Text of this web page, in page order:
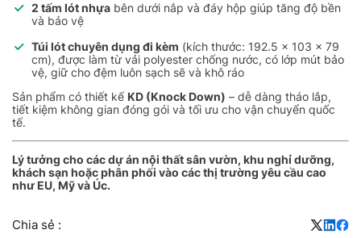
2 tấm lót nhựa bên dưới nắp và đáy hộp giúp tăng độ bền
và bảo vệ
Túi lót chuyên dụng đi kèm (kích thước: 192.5 x 103 x 79
cm), được làm từ vải polyester chống nước, có lớp mút bảo
vệ, giữ cho đệm luôn sạch sẽ và khô ráo
Sản phẩm có thiết kế KD (Knock Down) – dễ dàng tháo lắp,
tiết kiệm không gian đóng gói và tối ưu cho vận chuyển quốc
tế.
Lý tưởng cho các dự án nội thất sân vườn, khu nghỉ dưỡng,
khách sạn hoặc phân phối vào các thị trường yêu cầu cao
như EU, Mỹ và Úc.
Chia sẻ :